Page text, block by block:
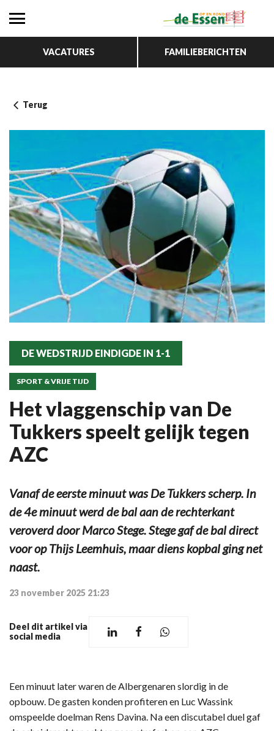
VACATURES FAMILIEBERICHTEN
Terug
DE WEDSTRIJD EINDIGDE IN 1-1
SPORT & VRIJE TIJD
Het vlaggenschip van De
Tukkers speelt gelijk tegen
AZC
Vanaf de eerste minuut was De Tukkers scherp. In
de 4e minuut werd de bal aan de rechterkant
veroverd door Marco Stege. Stege gaf de bal direct
voor op Thijs Leemhuis, maar diens kopbal ging net
naast.
23 november 2025 21:23
Deel dit artikel via
social media
Een minuut later waren de Albergenaren slordig in de
opbouw. De gasten konden profiteren en Luc Wassink
omspeelde doelman Rens Davina. Na een discutabel duel gaf